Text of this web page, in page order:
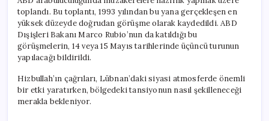
toplandı. Bu toplantı, 1993 yılından bu yana gerçekleşen en
yüksek düzeyde doğrudan görüşme olarak kaydedildi. ABD
Dışişleri Bakanı Marco Rubio’nun da katıldığı bu
görüşmelerin, 14 veya 15 Mayıs tarihlerinde üçüncü turunun
yapılacağı bildirildi.
Hizbullah’ın çağrıları, Lübnan’daki siyasi atmosferde önemli
bir etki yaratırken, bölgedeki tansiyonun nasıl şekilleneceği
merakla bekleniyor.